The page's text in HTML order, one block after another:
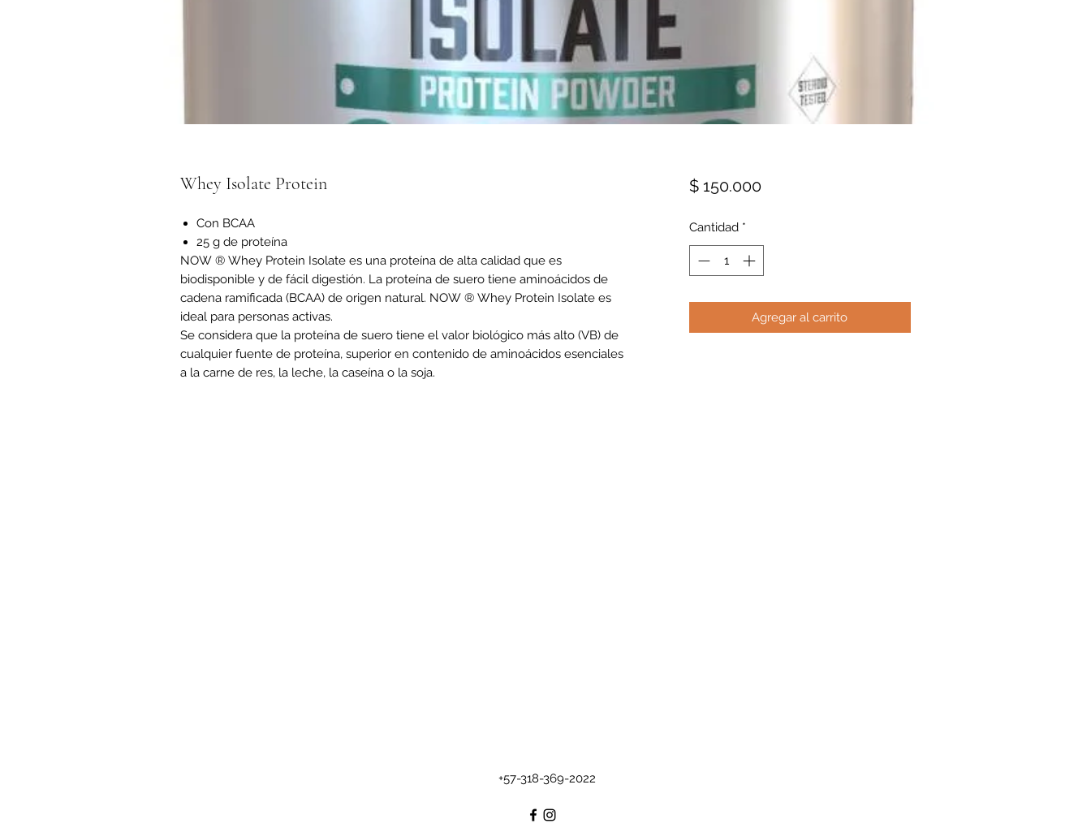
Whey Isolate Protein
Con BCAA
25 g de proteína
NOW ® Whey Protein Isolate es una proteína de alta calidad que es
biodisponible y de fácil digestión. La proteína de suero tiene aminoácidos de
cadena ramificada (BCAA) de origen natural. NOW ® Whey Protein Isolate es
ideal para personas activas.
Se considera que la proteína de suero tiene el valor biológico más alto (VB) de
cualquier fuente de proteína, superior en contenido de aminoácidos esenciales
a la carne de res, la leche, la caseína o la soja.
$ 150.000Precio
Cantidad *
Agregar al carrito
+57-318-369-2022